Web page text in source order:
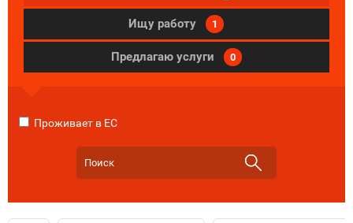
Ищу работу 1
Предлагаю услуги 0
Проживает в ЕС